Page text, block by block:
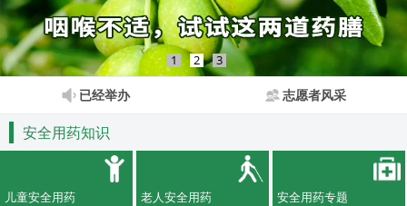
1 2 3
已经举办 志愿者风采
安全用药知识
儿童安全用药 老人安全用药 安全用药专题